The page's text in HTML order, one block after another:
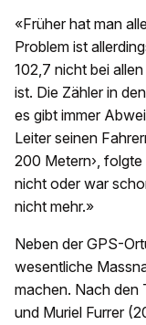
«Früher hat man
Problem ist
102,7 nicht bei
ist. Die Zähler in
es gibt immer
Leiter seinen
200 Metern›,
nicht oder war
nicht mehr.»
Neben der GPS-
wesentliche
machen. Nach den
und Muriel Furrer